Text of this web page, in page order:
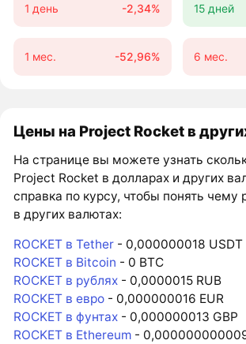
1 день -2,34% 15 дней
1 мес. -52,96% 6 мес.
Цены на Project Rocket в
На странице вы можете узнать
Project Rocket в долларах и других
справка по курсу, чтобы понять чему
в других валютах:
ROCKET в Tether - 0,000000018 USDT
ROCKET в Bitcoin - 0 BTC
ROCKET в рублях - 0,0000015 RUB
ROCKET в евро - 0,000000016 EUR
ROCKET в фунтах - 0,000000013 GBP
ROCKET в Ethereum -